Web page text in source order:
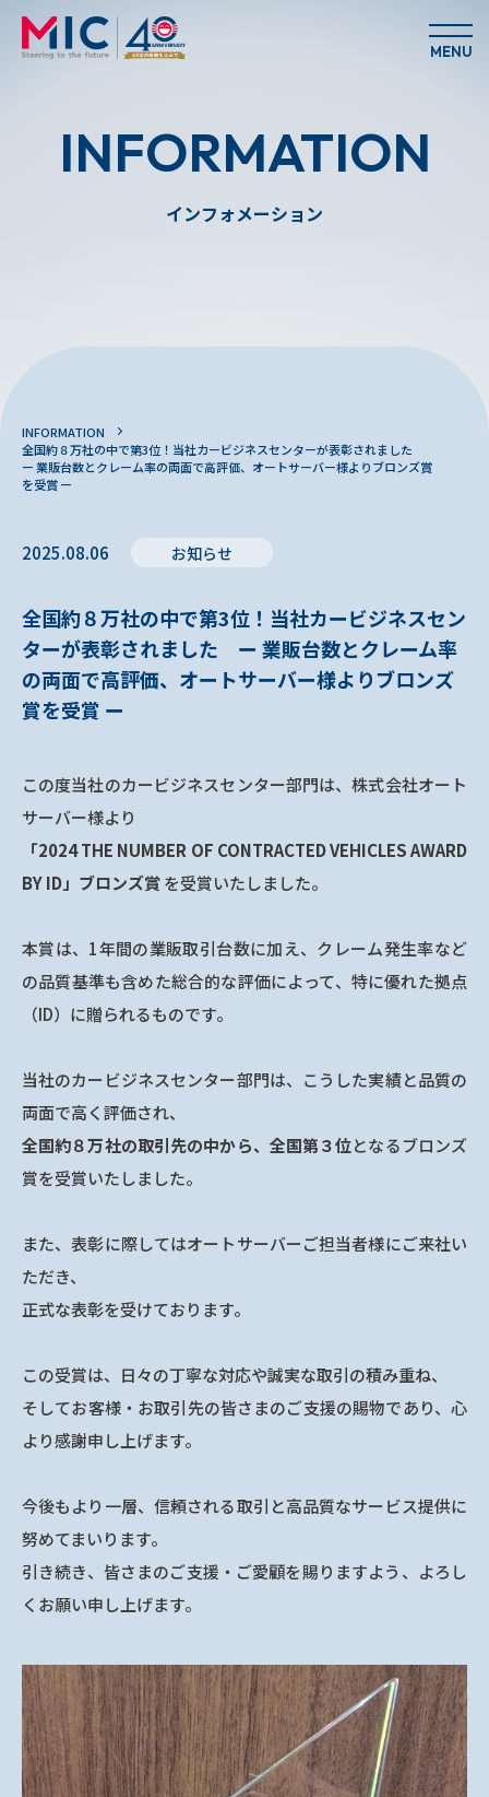
MENU
インフォメーション
INFORMATION
INFORMATION
全国約８万社の中で第3位！当社カービジネスセンターが表彰されました
ー 業販台数とクレーム率の両面で高評価、オートサーバー様よりブロンズ賞
を受賞 ー
2025.08.06 お知らせ
全国約８万社の中で第3位！当社カービジネスセン
ターが表彰されました ー 業販台数とクレーム率
の両面で高評価、オートサーバー様よりブロンズ
賞を受賞 ー
この度当社のカービジネスセンター部門は、株式会社オート
サーバー様より
「2024 THE NUMBER OF CONTRACTED VEHICLES AWARD
BY ID」ブロンズ賞を受賞いたしました。
本賞は、1年間の業販取引台数に加え、クレーム発生率など
の品質基準も含めた総合的な評価によって、特に優れた拠点
（ID）に贈られるものです。
当社のカービジネスセンター部門は、こうした実績と品質の
両面で高く評価され、
全国約８万社の取引先の中から、全国第３位となるブロンズ
賞を受賞いたしました。
また、表彰に際してはオートサーバーご担当者様にご来社い
ただき、
正式な表彰を受けております。
この受賞は、日々の丁寧な対応や誠実な取引の積み重ね、
そしてお客様・お取引先の皆さまのご支援の賜物であり、心
より感謝申し上げます。
今後もより一層、信頼される取引と高品質なサービス提供に
努めてまいります。
引き続き、皆さまのご支援・ご愛顧を賜りますよう、よろし
くお願い申し上げます。